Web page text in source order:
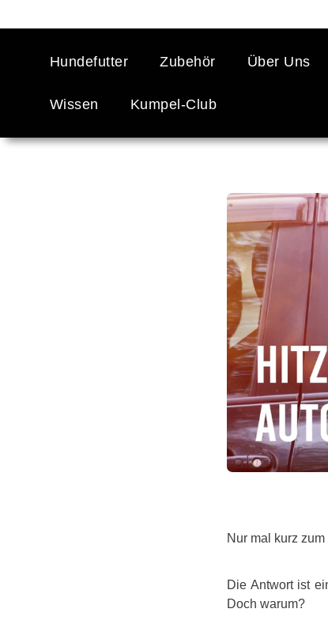
Hundefutter Zubehör Über Uns
Wissen Kumpel-Club
Nur mal kurz
Die Antwort ist
Doch warum?